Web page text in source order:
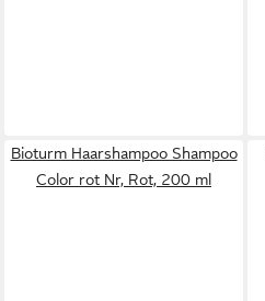
Bioturm Haarshampoo Shampoo
Color rot Nr, Rot, 200 ml